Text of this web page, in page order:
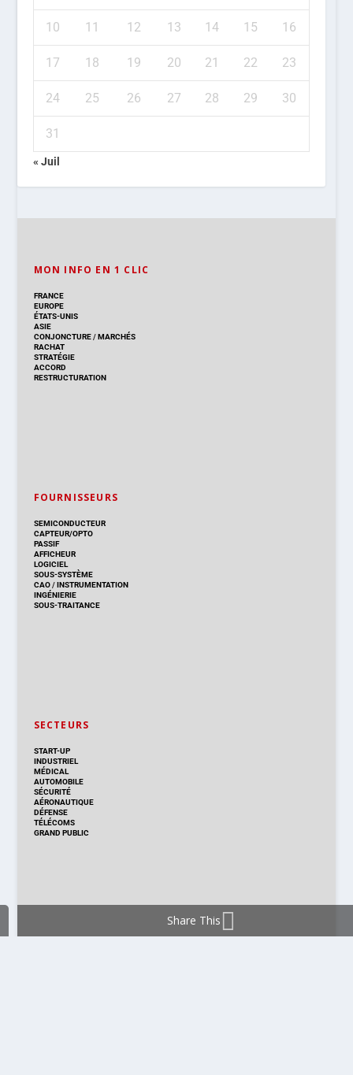
10 11 12 13 14 15 16
17 18 19 20 21 22 23
24 25 26 27 28 29 30
31
« Juil
MON INFO EN 1 CLIC
FRANCE
EUROPE
ÉTATS-UNIS
ASIE
CONJONCTURE/MARCHÉS
RACHAT
STRATÉGIE
ACCORD
RESTRUCTURATION
FOURNISSEURS
SEMICONDUCTEUR
CAPTEUR/OPTO
PASSIF
AFFICHEUR
LOGICIEL
SOUS-SYSTÈME
CAO/INSTRUMENTATION
INGÉNIERIE
SOUS-TRAITANCE
SECTEURS
START-UP
INDUSTRIEL
MÉDICAL
AUTOMOBILE
SÉCURITÉ
AÉRONAUTIQUE
DÉFENSE
TÉLÉCOMS
GRAND PUBLIC
Share This